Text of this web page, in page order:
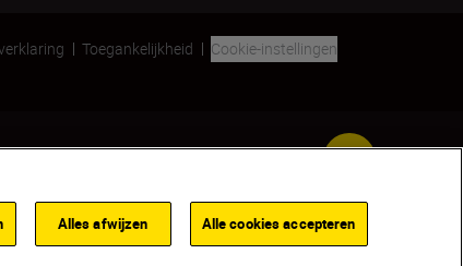
Toegankelijkheid
Cookie-instellingen
Alles afwijzen Alle cookies accepteren